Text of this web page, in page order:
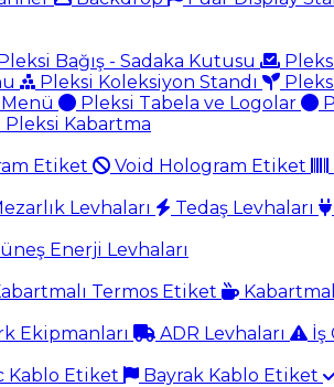
Bağış - Sadaka Kutusu
Pleksi Koleksiyon Standı
Pleksi Tabela ve Logolar
Kabartma
Etiket Void Hologram Etiket
Levhaları Tedaş Levhaları
Enerji Levhaları
Termos Etiket
Ekipmanları
ADR Levhaları İş
Kablo Etiket Bayrak Kablo Etiket